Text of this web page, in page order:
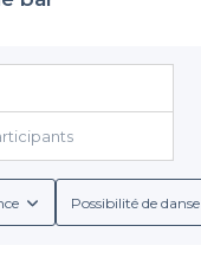
Possibilité de